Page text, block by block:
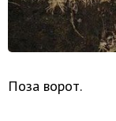
Поза ворот.